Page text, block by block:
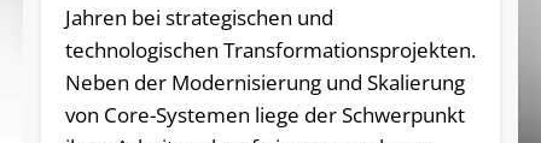
Jahren bei strategischen und
technologischen Transformationsprojekten.
Neben der Modernisierung und Skalierung
von Core-Systemen liege der Schwerpunkt